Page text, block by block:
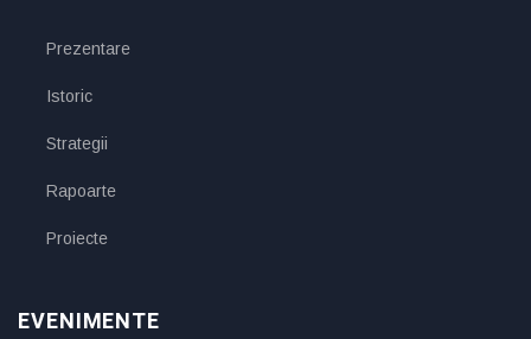
Prezentare
Istoric
Strategii
Rapoarte
Proiecte
EVENIMENTE